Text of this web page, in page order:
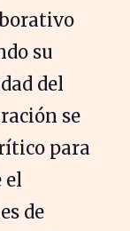
su
del
se
para
el
de